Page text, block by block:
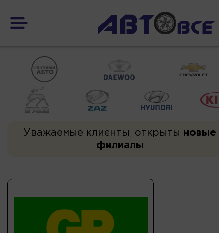
Уважаемые клиенты, открыты новые
филиалы